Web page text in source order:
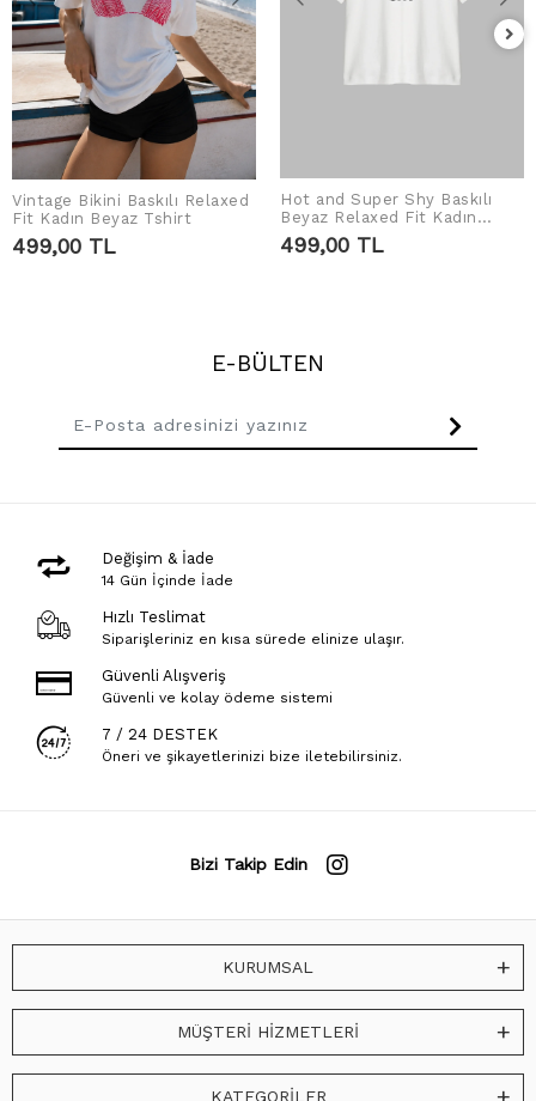
SEPETE EKLE
Vintage Bikini Baskılı Relaxed
Fit Kadın Beyaz Tshirt
499,00 TL
SEPETE EKLE
Hot and Super Shy Baskılı
Beyaz Relaxed Fit Kadın
Tshirt
499,00 TL
E-BÜLTEN
Değişim & İade
14 Gün İçinde İade
Hızlı Teslimat
Siparişleriniz en kısa sürede elinize ulaşır.
Güvenli Alışveriş
Güvenli ve kolay ödeme sistemi
7 / 24 DESTEK
Öneri ve şikayetlerinizi bize iletebilirsiniz.
Bizi Takip Edin
KURUMSAL
MÜŞTERİ HİZMETLERİ
KATEGORİLER